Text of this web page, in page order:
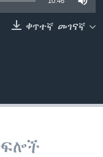
ቀጥተኛ መገናኛ